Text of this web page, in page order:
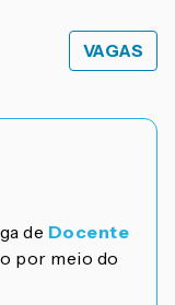
VAGAS
de Docente
por meio do